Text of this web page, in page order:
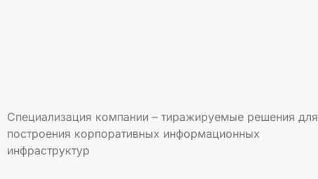
Специализация компании – тиражируемые решения для
построения корпоративных информационных
инфраструктур